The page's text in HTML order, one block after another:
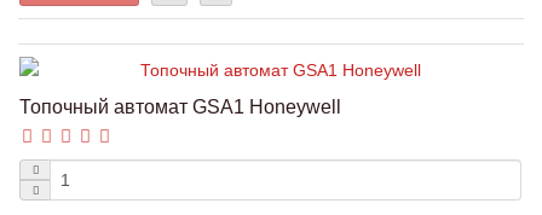
Топочный автомат GSA1 Honeywell